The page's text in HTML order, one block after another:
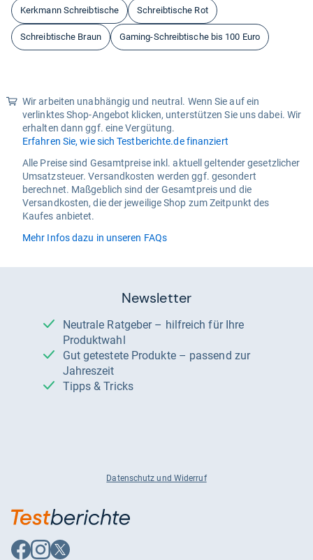
Kerkmann Schreibtische Schreibtische Rot
Schreibtische Braun Gaming-Schreibtische bis 100 Euro
Wir arbeiten unabhängig und neutral. Wenn Sie auf ein
verlinktes Shop-Angebot klicken, unterstützen Sie uns dabei. Wir
erhalten dann ggf. eine Vergütung.
Erfahren Sie, wie sich Testberichte.de finanziert
Alle Preise sind Gesamtpreise inkl. aktuell geltender gesetzlicher
Umsatzsteuer. Versandkosten werden ggf. gesondert
berechnet. Maßgeblich sind der Gesamtpreis und die
Versandkosten, die der jeweilige Shop zum Zeitpunkt des
Kaufes anbietet.
Mehr Infos dazu in unseren FAQs
Newsletter
Neutrale Ratgeber – hilfreich für Ihre
Produktwahl
Gut getestete Produkte – passend zur
Jahreszeit
Tipps & Tricks
Datenschutz und Widerruf
AufAufAuf